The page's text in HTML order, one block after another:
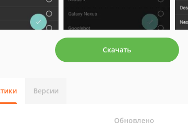
Скачать
Версии
Обновлено